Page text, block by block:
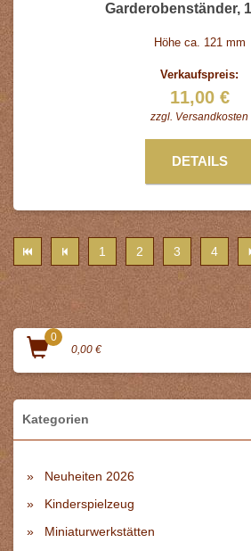
Garderobenständer,
Höhe ca. 121 mm
Verkaufspreis:
11,00 €
zzgl. Versandkosten
DETAILS
1 2 3 4
0
0,00 €
Kategorien
Neuheiten 2026
Kinderspielzeug
Miniaturwerkstätten